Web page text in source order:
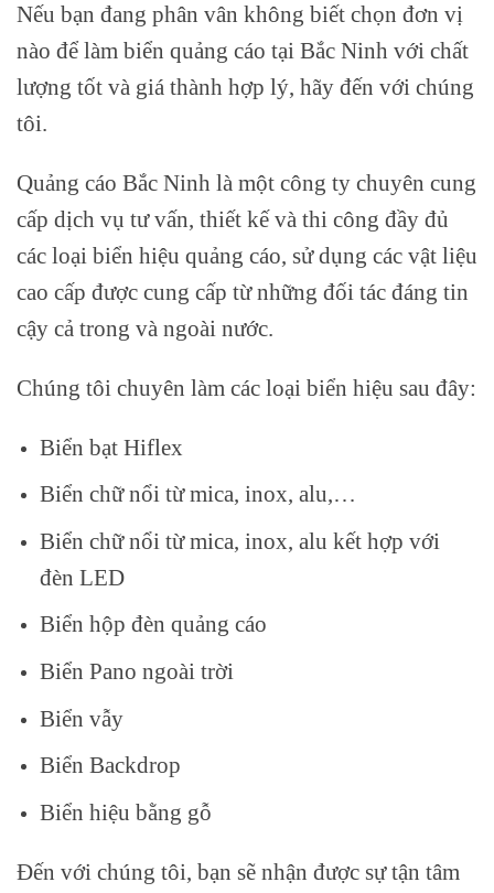
Nếu bạn đang phân vân không biết chọn đơn vị
nào để làm biển quảng cáo tại Bắc Ninh với chất
lượng tốt và giá thành hợp lý, hãy đến với chúng
tôi.
Quảng cáo Bắc Ninh là một công ty chuyên cung
cấp dịch vụ tư vấn, thiết kế và thi công đầy đủ
các loại biển hiệu quảng cáo, sử dụng các vật liệu
cao cấp được cung cấp từ những đối tác đáng tin
cậy cả trong và ngoài nước.
Chúng tôi chuyên làm các loại biển hiệu sau đây:
Biển bạt Hiflex
Biển chữ nổi từ mica, inox, alu,…
Biển chữ nổi từ mica, inox, alu kết hợp với
đèn LED
Biển hộp đèn quảng cáo
Biển Pano ngoài trời
Biển vẫy
Biển Backdrop
Biển hiệu bằng gỗ
Đến với chúng tôi, bạn sẽ nhận được sự tận tâm